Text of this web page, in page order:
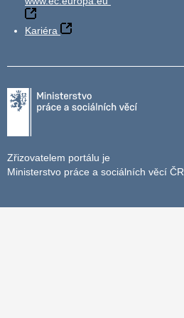
Kariéra
Zřizovatelem portálu je
Ministerstvo práce a sociálních věcí ČR